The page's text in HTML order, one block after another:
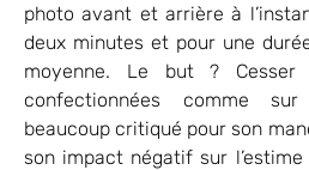
photo avant et arrière à
deux minutes et pour une
moyenne. Le but ?
confectionnées comme sur
beaucoup critiqué pour son
son impact négatif sur